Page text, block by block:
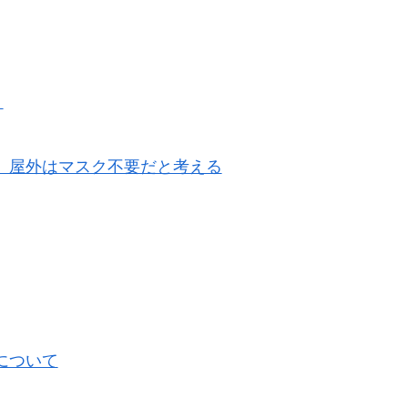
外はマスク不要だと考える
ついて